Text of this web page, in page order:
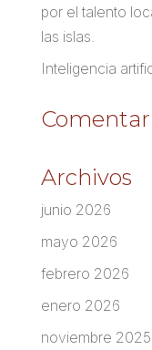
por el talento
las islas.
Inteligencia
Archivos
junio 2026
mayo 2026
febrero 2026
enero 2026
noviembre 2025